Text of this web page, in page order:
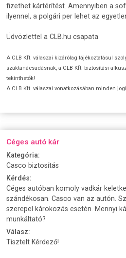
fizethet kártérítést. Amennyiben a
ilyennel, a polgári per lehet az
Üdvözlettel a CLB.hu csapata
A CLB Kft. válaszai kizárólag tájékoztatásul
szaktanácsadásnak, a CLB Kft. biztosítási
tekinthetők!
A CLB Kft. válaszai vonatkozásában minden
Céges autó kár
Kategória:
Casco biztosítás
Kérdés:
Céges autóban komoly vadkár
szándékosan. Casco van az autón.
szerepel károkozás esetén. Mennyi
munkáltató?
Válasz:
Tisztelt Kérdező!